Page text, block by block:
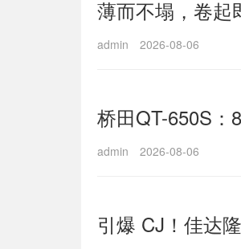
薄而不塌，卷起
admin 2026-08-06
桥田QT-650S：
admin 2026-08-06
引爆 CJ！佳达